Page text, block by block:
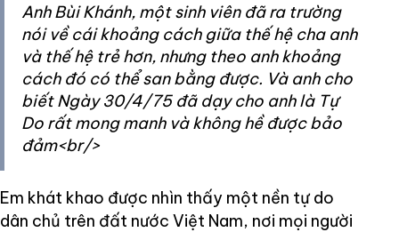
Anh Bùi Khánh, một sinh viên đã ra trường
nói về cái khoảng cách giữa thế hệ cha anh
và thế hệ trẻ hơn, nhưng theo anh khoảng
cách đó có thể san bằng được. Và anh cho
biết Ngày 30/4/75 đã dạy cho anh là Tự
Do rất mong manh và không hề được bảo
đảm<br/>
Em khát khao được nhìn thấy một nền tự do
dân chủ trên đất nước Việt Nam, nơi mọi người